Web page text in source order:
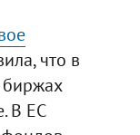
что в
биржах
В ЕС